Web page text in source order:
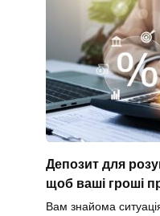
Депозит для
щоб ваші гроші
Вам знайома